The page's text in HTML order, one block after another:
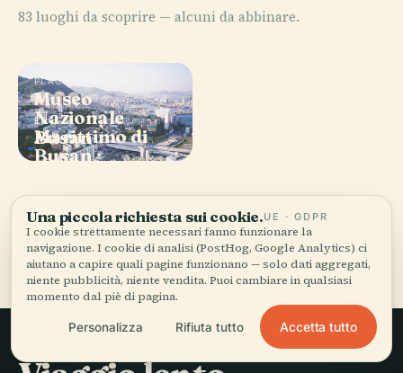
83 luoghi da scoprire — alcuni da abbinare.
PLACE
Busan
PLACE
Museo
Nazionale
Marittimo di
Busan
Tutti i 83 luoghi di Busan
Una piccola richiesta sui cookie.UE · GDPR
I cookie strettamente necessari fanno funzionare la
navigazione. I cookie di analisi (PostHog, Google Analytics) ci
aiutano a capire quali pagine funzionano — solo dati aggregati,
niente pubblicità, niente vendita. Puoi cambiare in qualsiasi
momento dal piè di pagina.
Personalizza Rifiuta tutto Accetta tutto